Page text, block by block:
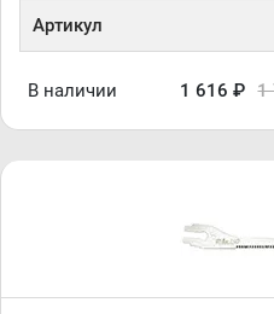
Артикул
В наличии 1 616 ₽ 1